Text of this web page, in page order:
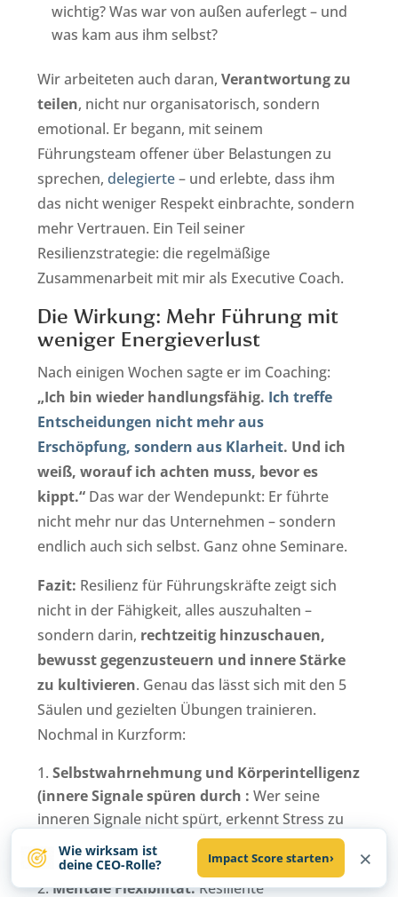
wichtig? Was war von außen auferlegt – und
was kam aus ihm selbst?
Wir arbeiteten auch daran,Verantwortung zu
teilen, nicht nur organisatorisch, sondern
emotional. Er begann, mit seinem
Führungsteam offener über Belastungen zu
sprechen, delegierte– und erlebte, dass ihm
das nicht weniger Respekt einbrachte, sondern
mehr Vertrauen. Ein Teil seiner
Resilienzstrategie: die regelmäßige
Zusammenarbeit mit mir als Executive Coach.
Die Wirkung: Mehr Führung mit
weniger Energieverlust
Nach einigen Wochen sagte er im Coaching:
„Ich bin wieder handlungsfähig. Ich treffe
Entscheidungen nicht mehr aus
Erschöpfung, sondern aus Klarheit. Und ich
weiß, worauf ich achten muss, bevor es
kippt.“ Das war der Wendepunkt: Er führte
nicht mehr nur das Unternehmen – sondern
endlich auch sich selbst. Ganz ohne Seminare.
Fazit: Resilienz für Führungskräfte zeigt sich
nicht in der Fähigkeit, alles auszuhalten –
sondern darin, rechtzeitig hinzuschauen,
bewusst gegenzusteuern und innere Stärke
zu kultivieren. Genau das lässt sich mit den 5
Säulen und gezielten Übungen trainieren.
Nochmal in Kurzform:
Selbstwahrnehmung und Körperintelligenz
(innere Signale spüren durch :Wer seine
inneren Signale nicht spürt, erkennt Stress zu
spät.Achtsamkeit Journalingund somatische
Marker helfen, früher gegenzusteuern.
Mentale Flexibilität:Resiliente
Wie wirksam ist
deine CEO-Rolle?
Impact Score starten› ×